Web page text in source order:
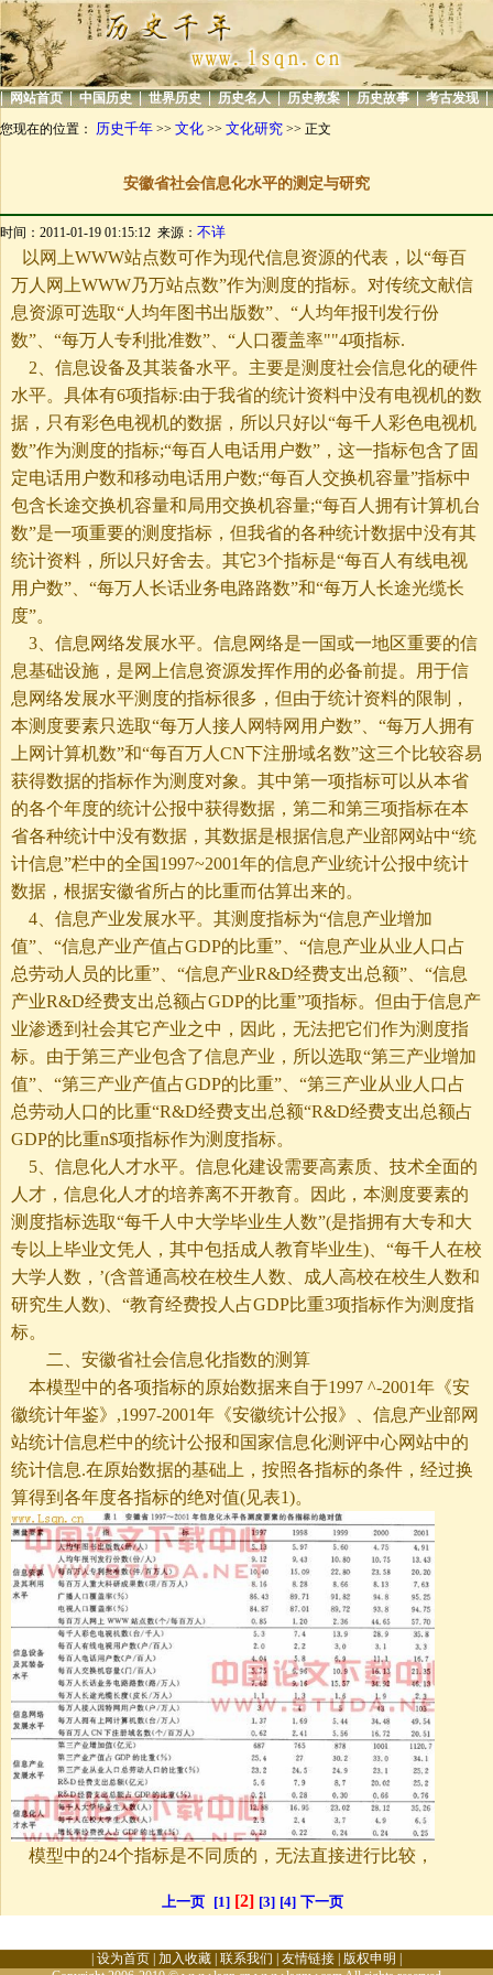
| 网站首页 | 中国历史 | 世界历史 | 历史名人 | 历史教案 | 历史故事 | 考古发现 |
您现在的位置： 历史千年 >> 文化 >> 文化研究 >> 正文
安徽省社会信息化水平的测定与研究
时间：2011-01-19 01:15:12 来源： 不详
以网上WWW站点数可作为现代信息资源的代表，以“每百
万人网上WWW乃万站点数”作为测度的指标。对传统文献信
息资源可选取“人均年图书出版数”、“人均年报刊发行份
数”、“每万人专利批准数”、“人口覆盖率""4项指标.
2、信息设备及其装备水平。主要是测度社会信息化的硬件
水平。具体有6项指标:由于我省的统计资料中没有电视机的数
据，只有彩色电视机的数据，所以只好以“每千人彩色电视机
数”作为测度的指标;“每百人电话用户数”，这一指标包含了固
定电话用户数和移动电话用户数;“每百人交换机容量”指标中
包含长途交换机容量和局用交换机容量;“每百人拥有计算机台
数”是一项重要的测度指标，但我省的各种统计数据中没有其
统计资料，所以只好舍去。其它3个指标是“每百人有线电视
用户数”、“每万人长话业务电路路数”和“每万人长途光缆长
度”。
3、信息网络发展水平。信息网络是一国或一地区重要的信
息基础设施，是网上信息资源发挥作用的必备前提。用于信
息网络发展水平测度的指标很多，但由于统计资料的限制，
本测度要素只选取“每万人接人网特网用户数”、“每万人拥有
上网计算机数”和“每百万人CN下注册域名数”这三个比较容易
获得数据的指标作为测度对象。其中第一项指标可以从本省
的各个年度的统计公报中获得数据，第二和第三项指标在本
省各种统计中没有数据，其数据是根据信息产业部网站中“统
计信息”栏中的全国1997~2001年的信息产业统计公报中统计
数据，根据安徽省所占的比重而估算出来的。
4、信息产业发展水平。其测度指标为“信息产业增加
值”、“信息产业产值占GDP的比重”、“信息产业从业人口占
总劳动人员的比重”、“信息产业R&D经费支出总额”、“信息
产业R&D经费支出总额占GDP的比重”项指标。但由于信息产
业渗透到社会其它产业之中，因此，无法把它们作为测度指
标。由于第三产业包含了信息产业，所以选取“第三产业增加
值”、“第三产业产值占GDP的比重”、“第三产业从业人口占
总劳动人口的比重“R&D经费支出总额“R&D经费支出总额占
GDP的比重n$项指标作为测度指标。
5、信息化人才水平。信息化建设需要高素质、技术全面的
人才，信息化人才的培养离不开教育。因此，本测度要素的
测度指标选取“每千人中大学毕业生人数”(是指拥有大专和大
专以上毕业文凭人，其中包括成人教育毕业生)、“每千人在校
大学人数，’(含普通高校在校生人数、成人高校在校生人数和
研究生人数)、“教育经费投人占GDP比重3项指标作为测度指
标。
二、安徽省社会信息化指数的测算
本模型中的各项指标的原始数据来自于1997 ^-2001年《安
徽统计年鉴》,1997-2001年《安徽统计公报》、信息产业部网
站统计信息栏中的统计公报和国家信息化测评中心网站中的
统计信息.在原始数据的基础上，按照各指标的条件，经过换
算得到各年度各指标的绝对值(见表1)。
模型中的24个指标是不同质的，无法直接进行比较，
上一页 [1] [2] [3] [4] 下一页
| 设为首页 | 加入收藏 | 联系我们 | 友情链接 | 版权申明 |